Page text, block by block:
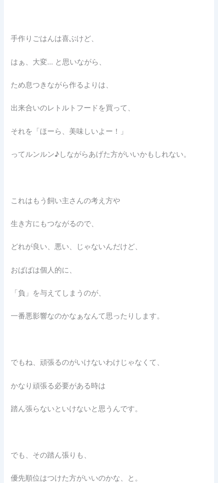
手作りごはんは喜ぶけど、
はぁ、大変… と思いながら、
ため息つきながら作るよりは、
出来合いのレトルトフードを買って、
それを「ほーら、美味しいよー！」
ってルンルン♪しながらあげた方がいいかもしれない。
これはもう飼い主さんの考え方や
生き方にもつながるので、
どれが良い、悪い、じゃないんだけど、
おばばは個人的に、
「負」を与えてしまうのが、
一番悪影響なのかなぁなんて思ったりします。
でもね、頑張るのがいけないわけじゃなくて、
かなり頑張る必要がある時は
踏ん張らないといけないと思うんです。
でも、その踏ん張りも、
優先順位はつけた方がいいのかな、と。